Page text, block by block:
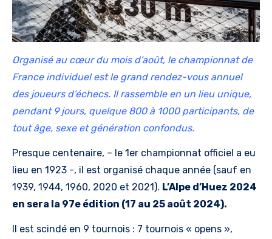
Organisé au cœur du mois d’août, le championnat de
France individuel est le grand rendez-vous annuel
des joueurs d’échecs. Il rassemble en un lieu unique,
pendant 9 jours, quelque 800 à 1000 participants, de
tout âge, sexe et génération confondus.
Presque centenaire, – le 1er championnat officiel a eu
lieu en 1923 -, il est organisé chaque année (sauf en
1939, 1944, 1960, 2020 et 2021). L’Alpe d’Huez 2024
en sera la 97e édition (17 au 25 août 2024).
Il est scindé en 9 tournois : 7 tournois « opens »,